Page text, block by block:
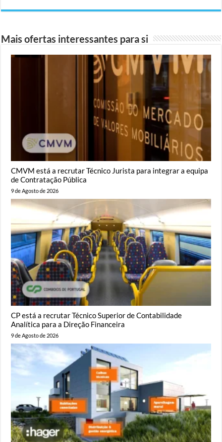
Mais ofertas interessantes para si
CMVM está a recrutar Técnico Jurista para integrar a equipa
de Contratação Pública
9 de Agosto de 2026
CP está a recrutar Técnico Superior de Contabilidade
Analítica para a Direção Financeira
9 de Agosto de 2026